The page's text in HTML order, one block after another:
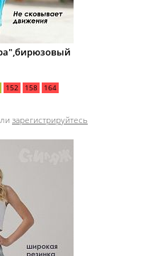
152 158 164
зарегистрируйтесь